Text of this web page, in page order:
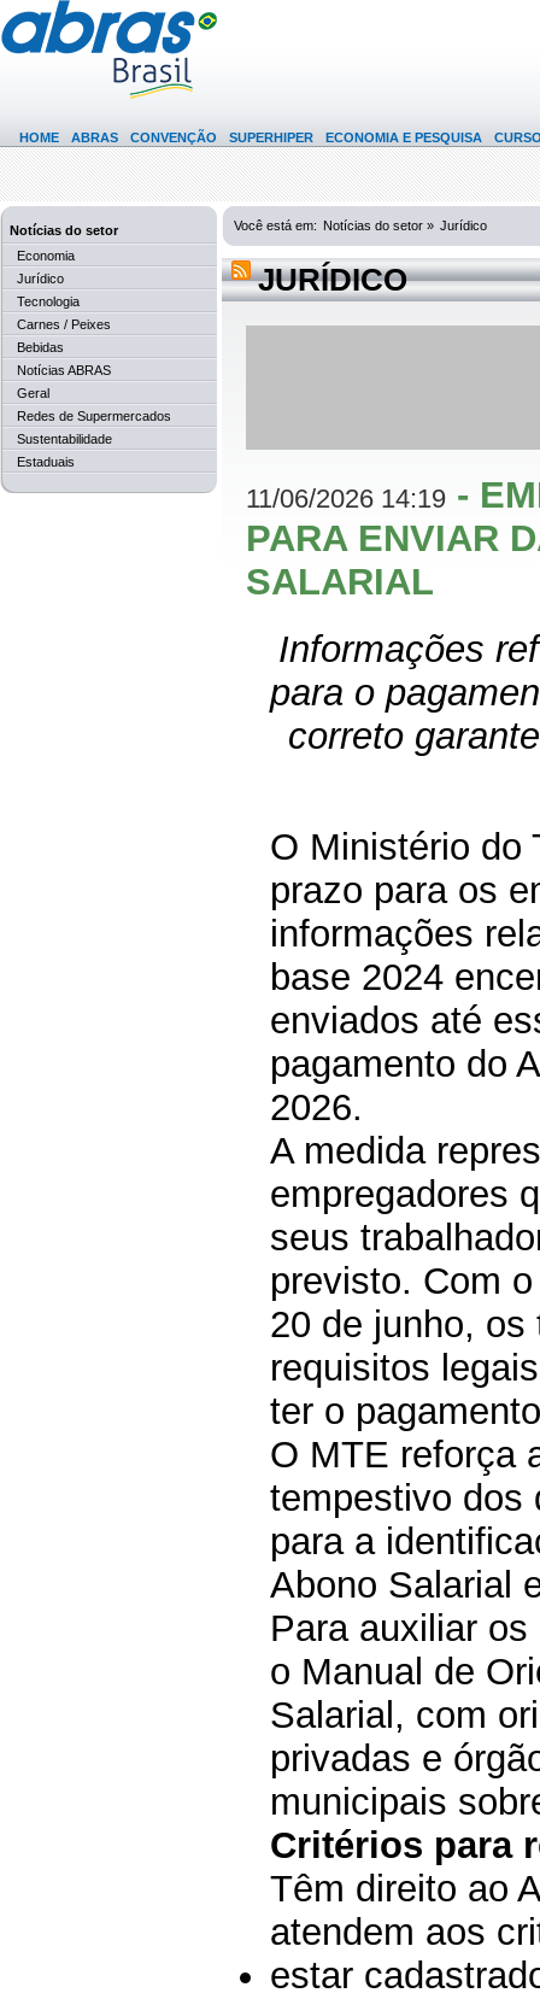
HOME ABRAS CONVENÇÃO SUPERHIPER ECONOMIA E PESQUISA
Notícias do setor
Economia
Jurídico
Tecnologia
Carnes / Peixes
Bebidas
Notícias ABRAS
Geral
Redes de Supermercados
Sustentabilidade
Estaduais
Você está em: Notícias do setor » Jurídico
JURÍDICO
11/06/2026 14:19 -
PARA ENVIAR
SALARIAL
Informações
para o
correto
O Ministério do
prazo para os
informações
base 2024
enviados até
pagamento do
2026.
A medida
empregadores
seus
previsto. Com
20 de junho, os
requisitos
ter o
O MTE reforça
tempestivo dos
para a
Abono Salarial
Para auxiliar
o Manual de
Salarial , com
privadas e
municipais
Critérios para
Têm direito ao
atendem aos
estar